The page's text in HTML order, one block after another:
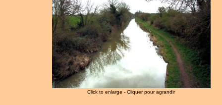
Click to enlarge - Cliquer pour agrandir